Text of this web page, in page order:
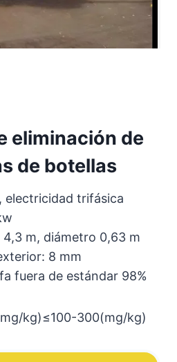
eliminación de
de botellas
electricidad trifásica
m, diámetro 0,63 m
8 mm
fuera de estándar 98%
kg)≤100-300(mg/kg)